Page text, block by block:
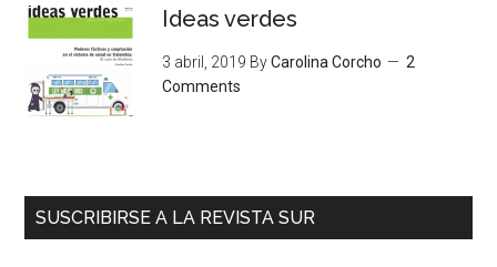
Ideas verdes
3 abril, 2019 ByCarolina Corcho
2
Comments
SUSCRIBIRSE A LA REVISTA SUR